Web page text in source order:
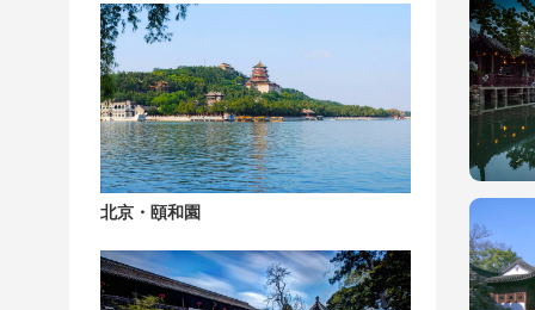
北京・頤和園